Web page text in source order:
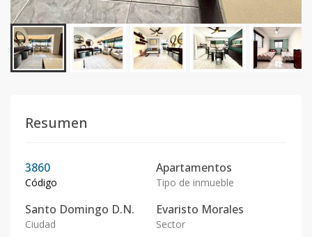
Resumen
3860
Código
Apartamentos
Tipo de inmueble
Santo Domingo D.N.
Ciudad
Evaristo Morales
Sector